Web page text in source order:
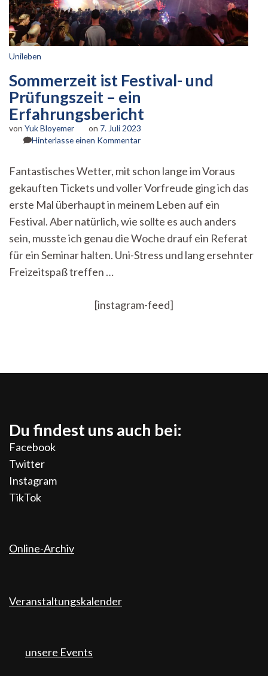
Unileben
Sommerzeit ist Festival- und
Prüfungszeit – ein
Erfahrungsbericht
von Yuk Bloyemer on 7. Juli 2023
Hinterlasse einen Kommentarzu
Festival-
und
Prüfungszeit
–
ein
Erfahrungsbericht
Fantastisches Wetter, mit schon lange im Voraus
gekauften Tickets und voller Vorfreude ging ich das
erste Mal überhaupt in meinem Leben auf ein
Festival. Aber natürlich, wie sollte es auch anders
sein, musste ich genau die Woche drauf ein Referat
für ein Seminar halten. Uni-Stress und lang ersehnter
Freizeitspaß treffen …
[instagram-feed]
Du findest uns auch bei:
Facebook
Twitter
Instagram
TikTok
Online-Archiv
Veranstaltungskalender
unsere Events